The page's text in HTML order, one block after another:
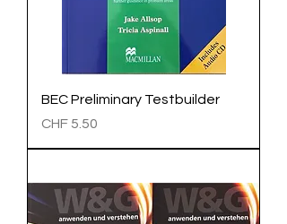
BEC Preliminary Testbuilder
Preis
CHF 5.50